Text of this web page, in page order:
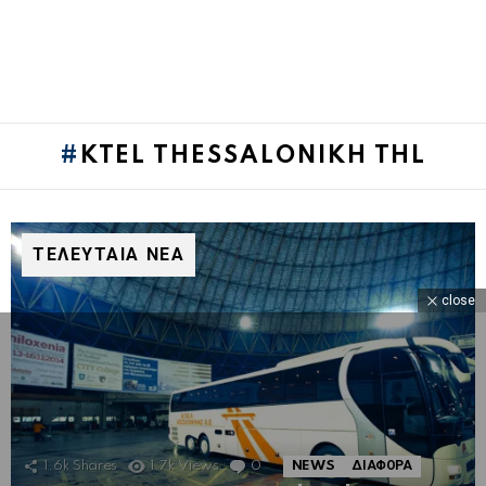
KTEL THESSALONIKH THL
ΤΕΛΕΥΤΑΙΑ ΝΕΑ
1.6k Shares 1.7k Views 0 Comments
NEWS ΔΙΑΦΟΡΑ
close